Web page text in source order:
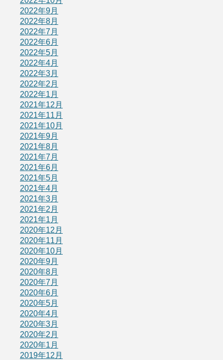
2022年9月
2022年8月
2022年7月
2022年6月
2022年5月
2022年4月
2022年3月
2022年2月
2022年1月
2021年12月
2021年11月
2021年10月
2021年9月
2021年8月
2021年7月
2021年6月
2021年5月
2021年4月
2021年3月
2021年2月
2021年1月
2020年12月
2020年11月
2020年10月
2020年9月
2020年8月
2020年7月
2020年6月
2020年5月
2020年4月
2020年3月
2020年2月
2020年1月
2019年12月